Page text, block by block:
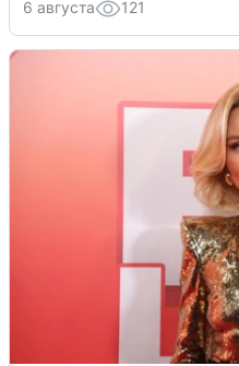
6 августа 121